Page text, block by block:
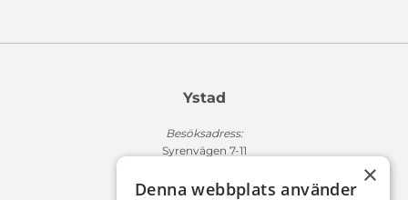
Ystad
Besöksadress:
Syrenvägen 7-11
Fakturaadress:
×
Denna webbplats använder